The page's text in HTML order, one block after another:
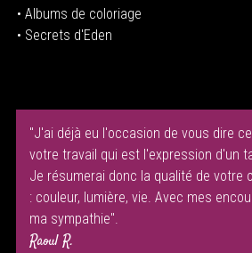
• Albums de coloriage
• Secrets d'Eden
"J'ai déjà eu l'occasion de vous dire
votre travail qui est l'expression d'un
Je résumerai donc la qualité de votre
: couleur, lumière, vie. Avec mes
ma sympathie".
Raoul R.